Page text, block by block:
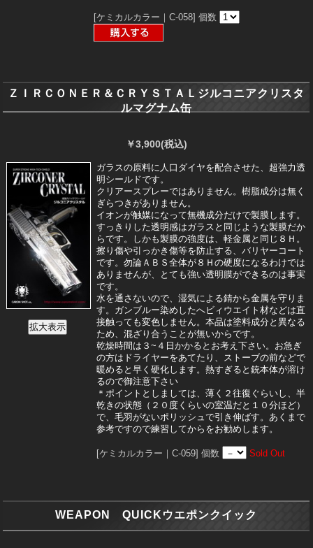
[ケミカルカラー｜C-058] 個数
ＺＩＲＣＯＮＥＲ＆ＣＲＹＳＴＡＬジルコニアクリスタ
ルマグナム缶
￥3,900(税込)
ガラスの原料に人口ダイヤを配合させた、超強力透
明シールドです。
クリアースプレーではありません。樹脂成分は無く
ぎらつきがありません。
イオンが触媒になって無機成分だけで製膜します。
すっきりした透明感はガラスと同じような製膜だか
らです。しかも製膜の強度は、軽金属と同じ８Ｈ。
擦り傷や引っかき傷等を防止する、バリヤーコート
です。勿論ＡＢＳ全体が８Ｈの硬度になるわけでは
ありませんが、とても強い透明膜ができるのは事実
です。
水を通さないので、湿気による錆から金属を守りま
す。ガンブルー染めしたへビィウエイト材などは直
接触っても変色しません。本品は塗料成分と異なる
ため、混ざり合うことが無いからです。
乾燥時間は３~４日かかるとお考え下さい。お急ぎ
の方はドライヤーをあてたり、ストーブの前などで
暖めると早く硬化します。熱すぎると銃本体が溶け
るので御注意下さい
＊ポイントとしましては、薄く２往復ぐらいし、半
乾きの状態（２０度くらいの室温だと１０分ほど）
で、毛羽がないポリッシュで引き伸ばす。あくまで
参考ですので練習してからをお勧めします。
[ケミカルカラー｜C-059] 個数 Sold Out
WEAPON QUICKウエポンクイック